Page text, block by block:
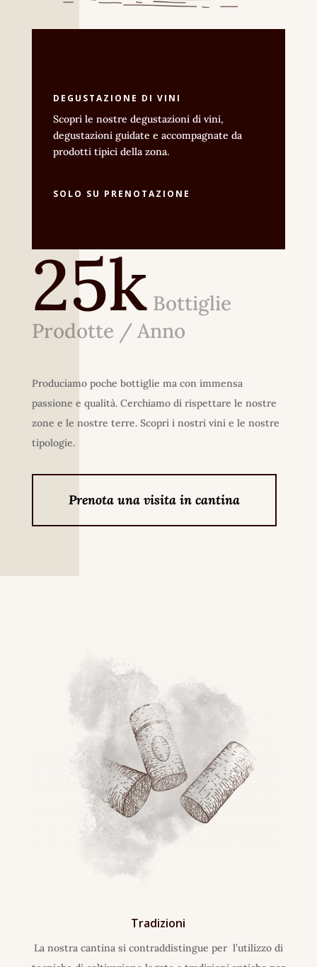
DEGUSTAZIONE DI VINI
Scopri le nostre degustazioni di vini,
degustazioni guidate e accompagnate da
prodotti tipici della zona.
SOLO SU PRENOTAZIONE
25k Bottiglie
Prodotte / Anno
Produciamo poche bottiglie ma con immensa
passione e qualità. Cerchiamo di rispettare le nostre
zone e le nostre terre. Scopri i nostri vini e le nostre
tipologie.
Prenota una visita in cantina
Tradizioni
La nostra cantina si contraddistingue per l’utilizzo di